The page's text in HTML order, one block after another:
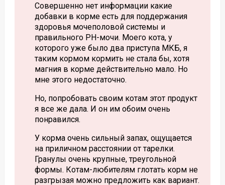
Совершенно нет информации какие
добавки в корме есть для поддержания
здоровья мочеполовой системы и
правильного PH-мочи. Моего кота, у
которого уже было два приступа MКБ, я
таким кормом кормить не стала бы, хотя
магния в корме действительно мало. Но
мне этого недостаточно.
Но, попробовать своим котам этот продукт
я все же дала. И он им обоим очень
понравился.
У корма очень сильный запах, ощущается
на приличном расстоянии от тарелки.
Гранулы очень крупные, треугольной
формы. Котам-любителям глотать корм не
разгрызая можно предложить как вариант.